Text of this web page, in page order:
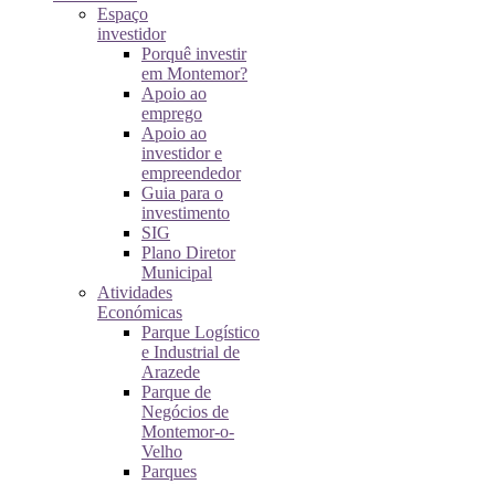
Espaço
investidor
Porquê investir
em Montemor?
Apoio ao
emprego
Apoio ao
investidor e
empreendedor
Guia para o
investimento
SIG
Plano Diretor
Municipal
Atividades
Económicas
Parque Logístico
e Industrial de
Arazede
Parque de
Negócios de
Montemor-o-
Velho
Parques